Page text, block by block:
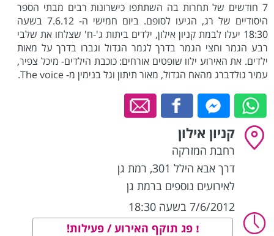
7 חודשים של תחרות בה השתתפו כישרונות רבים מבתי הספר
היסודיים של רג, הגיעו לסופם. ביום חמישי ה- 7.6.12 בשעה
18:30 יעלו לבמת קניון אילון, ילדים ביתות ג'-ח' שצלחו את שלבי
רבע הגמר וחצי הגמר בדרך לגמר הגדול וגברו בדרך על מאות
ילדים. את האירוע ילוו שופטים אורחים: כוכבת הילדים- מיכל צפיר,
עמיר גולדברג מהאח הגדול, מאור תיתון וגל בנימין מ- The voice.
קניון אילון
רחבת המזרקה
דרך אבא הילל 301
, רמת גן
לאירועים נוספים ברמת גן
7/6/2012 בשעה 18:30
פג תוקף האירוע / פעילות!